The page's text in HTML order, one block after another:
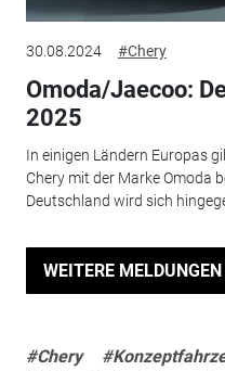
30.08.2024 #Chery
Omoda/Jaecoo:
2025
In einigen Ländern Europas
Chery mit der Marke Omoda
Deutschland wird sich
WEITERE MELDUNGEN
#Chery